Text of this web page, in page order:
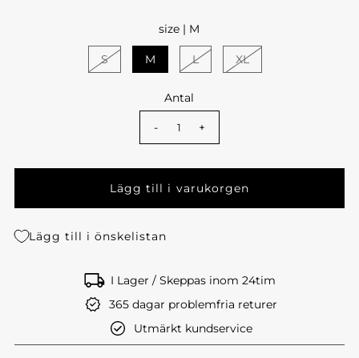
size | M
S M L XL
Antal
- +
Lägg till i önskelistan
I Lager / Skeppas inom 24tim
365 dagar problemfria returer
Utmärkt kundservice